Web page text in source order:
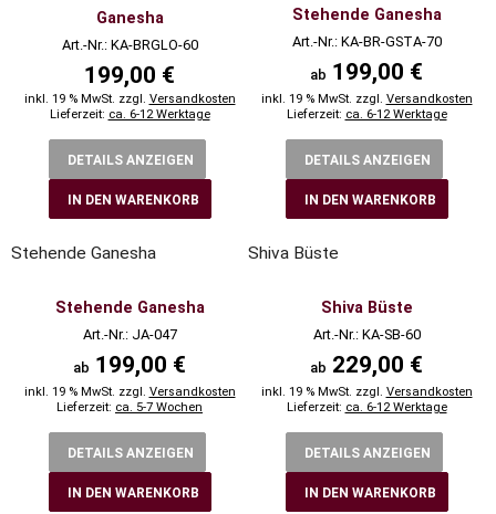
Ganesha
Art.-Nr.: KA-BRGLO-60
199,00 €
inkl. 19 % MwSt. zzgl. Versandkosten
Lieferzeit: ca. 6-12 Werktage
DETAILS ANZEIGEN
IN DEN WARENKORB
Stehende Ganesha
Art.-Nr.: KA-BR-GSTA-70
ab 199,00 €
inkl. 19 % MwSt. zzgl. Versandkosten
Lieferzeit: ca. 6-12 Werktage
DETAILS ANZEIGEN
IN DEN WARENKORB
Stehende Ganesha
Stehende Ganesha
Art.-Nr.: JA-047
ab 199,00 €
inkl. 19 % MwSt. zzgl. Versandkosten
Lieferzeit: ca. 5-7 Wochen
DETAILS ANZEIGEN
IN DEN WARENKORB
Shiva Büste
Shiva Büste
Art.-Nr.: KA-SB-60
ab 229,00 €
inkl. 19 % MwSt. zzgl. Versandkosten
Lieferzeit: ca. 6-12 Werktage
DETAILS ANZEIGEN
IN DEN WARENKORB